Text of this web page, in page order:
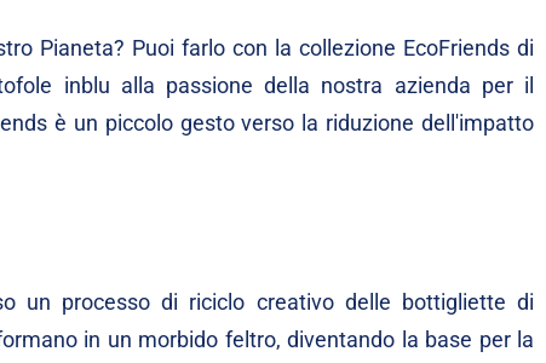
Pianeta? Puoi farlo con la collezione EcoFriends di
inblu alla passione della nostra azienda per il
è un piccolo gesto verso la riduzione dell'impatto
un processo di riciclo creativo delle bottigliette di
in un morbido feltro, diventando la base per la